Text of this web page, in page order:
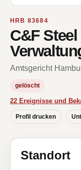
HRB 83684
C&F
Amtsgericht
gelöscht
22 Ereignisse und
Profil drucken
Standort